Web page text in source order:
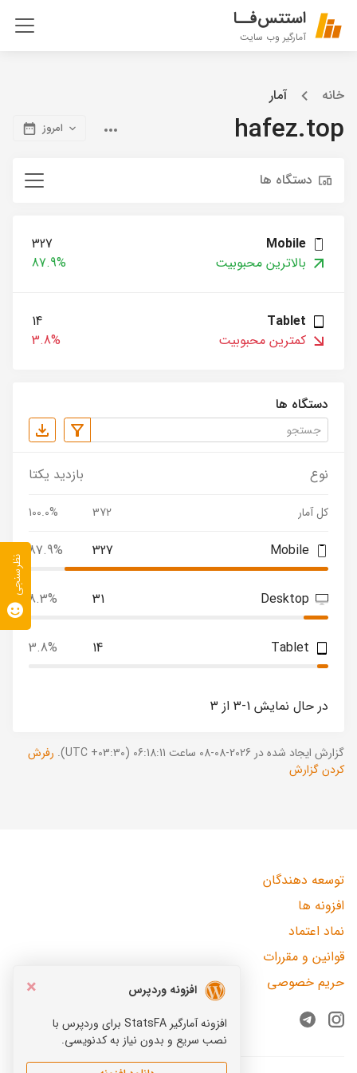
استتس‌فــا
آمارگیر وب سایت
خانه آمار
hafez.top امروز
دستگاه ها
Mobile
327
بالاترین محبوبیت
87.9%
Tablet
14
کمترین محبوبیت
3.8%
دستگاه ها
نوع بازدید یکتا
کل آمار 372
100.0%
Mobile
327
87.9%
Desktop
31
8.3%
Tablet
14
3.8%
در حال نمایش 1-3 از 3
گزارش ایجاد شده در 2026-08-08 ساعت 06:18:11 (UTC +03:30).
رفرش
کردن گزارش
×
افزونه وردپرس
افزونه آمارگیر StatsFA برای وردپرس با
نصب سریع و بدون نیاز به کدنویسی.
توسعه دهندگان
افزونه ها
نماد اعتماد
قوانین و مقررات
حریم خصوصی
Instagram
Telegram
نظرسنجی